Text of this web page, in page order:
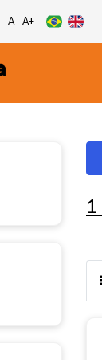
A A+
1